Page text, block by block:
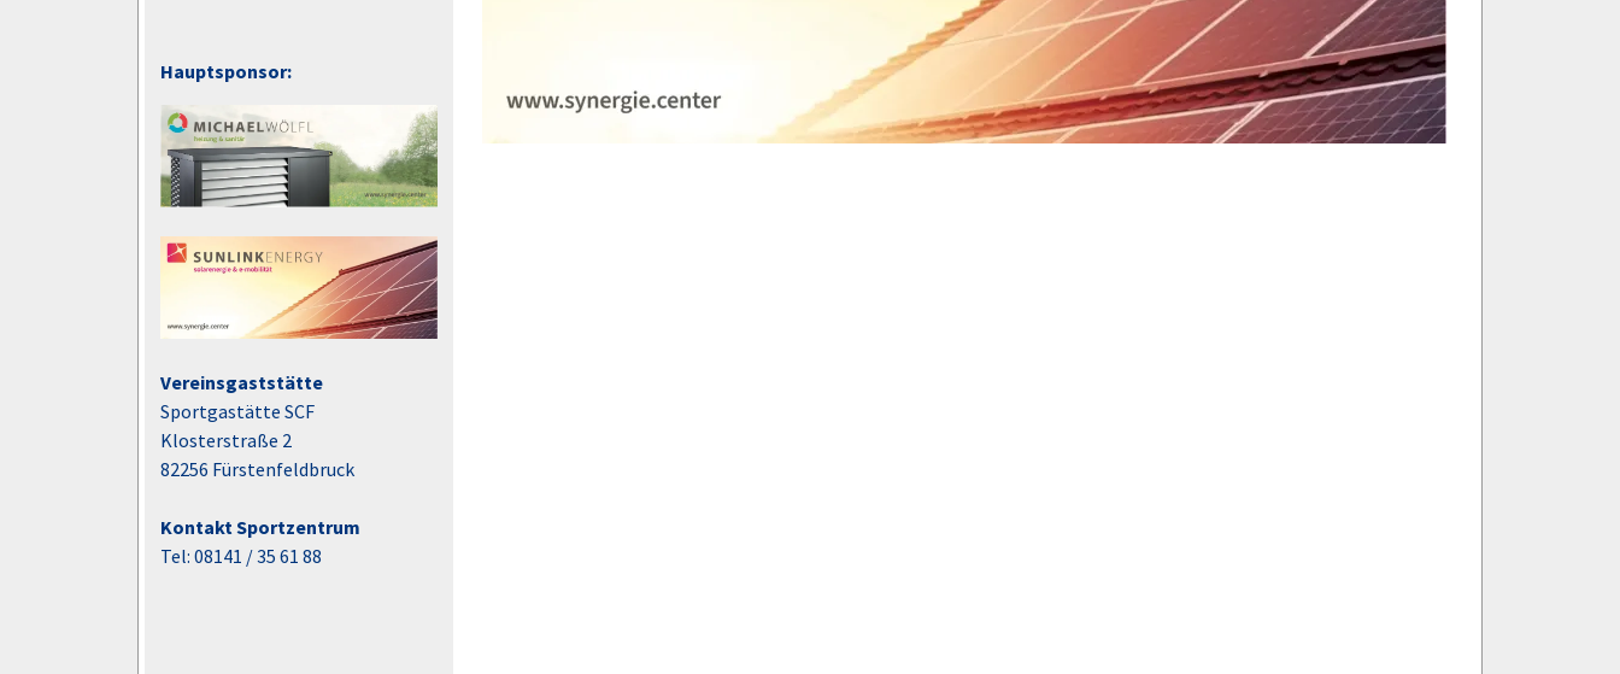
Hauptsponsor:
Vereinsgaststätte
Sportgastätte SCF
Klosterstraße 2
82256 Fürstenfeldbruck
Kontakt Sportzentrum
Tel: 08141 / 35 61 88